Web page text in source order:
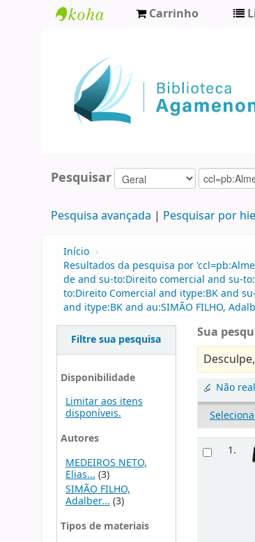
Agamenon
Magalhães
Carrinho
Pesquisar
Pesquisa avançada Pesquisar por
Início ›
Resultados da pesquisa por
de and su-to:Direito comercial and su-
to:Direito Comercial and itype:BK and
and itype:BK and au:SIMÃO FILHO,
Filtre sua pesquisa
Disponibilidade
Limitar aos itens
disponíveis.
Autores
MEDEIROS NETO,
Elias... (3)
SIMÃO FILHO,
Adalber...(3)
Tipos de materiais
Sua
Não
1.